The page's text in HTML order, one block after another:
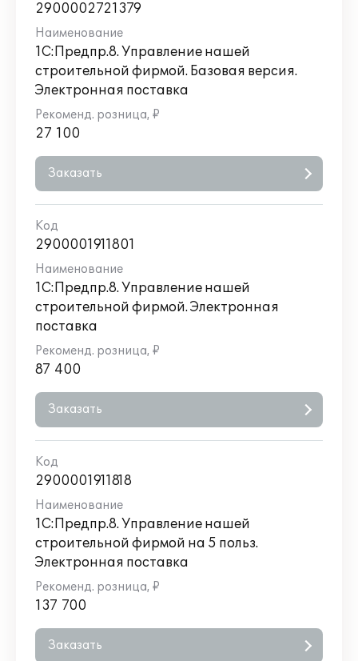
2900002721379
1С:Предпр.8. Управление нашей
строительной фирмой. Базовая версия.
Электронная поставка
27 100
Заказать
2900001911801
1С:Предпр.8. Управление нашей
строительной фирмой. Электронная
поставка
87 400
Заказать
2900001911818
1С:Предпр.8. Управление нашей
строительной фирмой на 5 польз.
Электронная поставка
137 700
Заказать